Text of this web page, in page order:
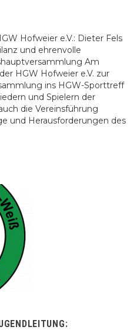
Hofweier e.V.: Dieter Fels
und ehrenvolle
Am
HGW Hofweier e.V. zur
ins HGW-Sporttreff
und Spielern der
die Vereinsführung
und Herausforderungen des